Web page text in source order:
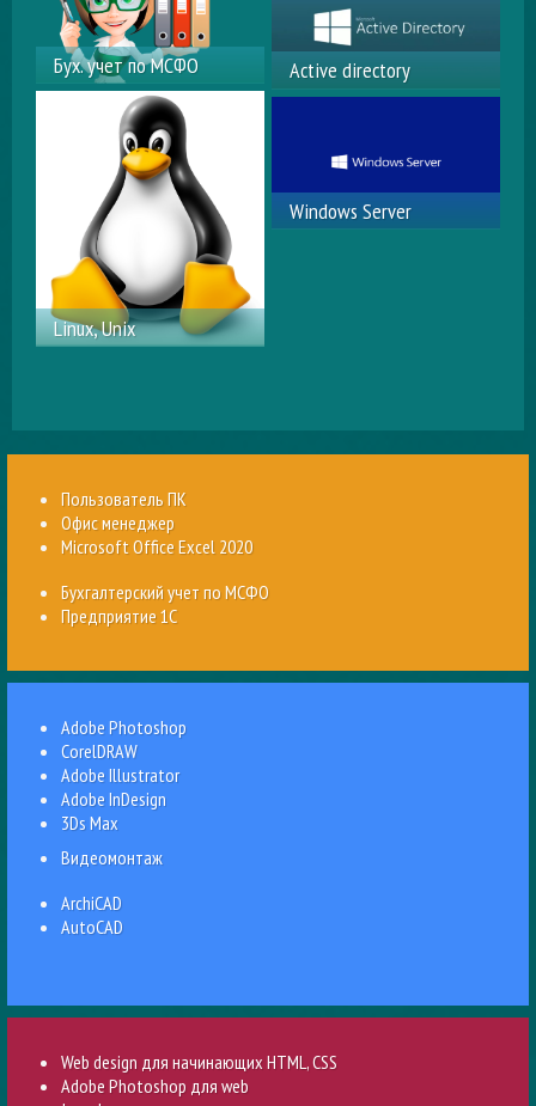
различной степени
сложности
Бух. учет по МСФО
Курс «Бухгалтерский
Active directory
Windows Server
Linux, Unix
Linux, Unix
Windows Server
Пользователь ПК
Офис менеджер
Microsoft Office Excel 2020
Бухгалтерский учет по МСФО
Предприятие 1С
Adobe Photoshop
CorelDRAW
Adobe Illustrator
Adobe InDesign
3Ds Max
Видеомонтаж
ArchiCAD
AutoCAD
Web design для начинающих HTML, CSS
Adobe Photoshop для web